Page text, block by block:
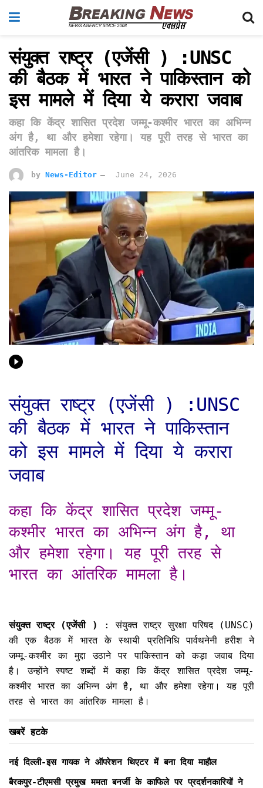
संयुक्त राष्ट्र (एजेंसी ) :UNSC
की बैठक में भारत ने पाकिस्तान को
इस मामले में दिया ये करारा जवाब
कहा कि केंद्र शासित प्रदेश जम्मू-कश्मीर भारत का अभिन्न
अंग है, था और हमेशा रहेगा। यह पूरी तरह से भारत का
आंतरिक मामला है।
by News-Editor June 24, 2026
संयुक्त राष्ट्र (एजेंसी ) :UNSC
की बैठक में भारत ने पाकिस्तान
को इस मामले में दिया ये करारा
जवाब
कहा कि केंद्र शासित प्रदेश जम्मू-
कश्मीर भारत का अभिन्न अंग है, था
और हमेशा रहेगा। यह पूरी तरह से
भारत का आंतरिक मामला है।
संयुक्त राष्ट्र (एजेंसी )
: संयुक्त राष्ट्र सुरक्षा परिषद (UNSC)
की एक बैठक में भारत के स्थायी प्रतिनिधि पार्वथनेनी हरीश ने
जम्मू-कश्मीर का मुद्दा उठाने पर पाकिस्तान को कड़ा जवाब दिया
है। उन्होंने स्पष्ट शब्दों में कहा कि केंद्र शासित प्रदेश जम्मू-
कश्मीर भारत का अभिन्न अंग है, था और हमेशा रहेगा। यह पूरी
तरह से भारत का आंतरिक मामला है।
खबरें हटके
नई दिल्ली-इस गायक ने ऑपरेशन थिएटर में बना दिया माहौल
बैरकपुर-टीएमसी प्रमुख ममता बनर्जी के काफिले पर प्रदर्शनकारियों ने